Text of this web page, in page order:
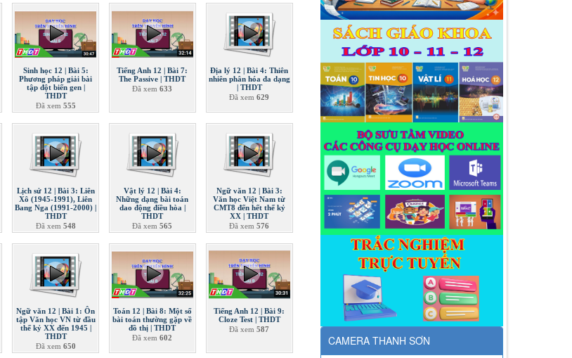
Sinh học 12 | Bài 5:
Phương pháp giải bài
tập đột biến gen |
THDT
Đã xem 555
Tiếng Anh 12 | Bài 7:
The Passive | THDT
Đã xem633
Địa lý 12 | Bài 4: Thiên
nhiên phân hóa đa dạng
| THDT
Đã xem629
Lịch sử 12 | Bài 3: Liên
Xô (1945-1991), Liên
Bang Nga (1991-2000) |
THDT
Đã xem 548
Vật lý 12 | Bài 4:
Những dạng bài toán
dao động điều hòa |
THDT
Đã xem565
Ngữ văn 12 | Bài 3:
Văn học Việt Nam từ
CMT8 đến hết thế kỷ
XX | THDT
Đã xem576
Ngữ văn 12 | Bài 1: Ôn
tập Văn học VN từ đầu
thế kỷ XX đến 1945 |
THDT
Đã xem 650
Toán 12 | Bài 8: Một số
bài toán thường gặp về
đồ thị | THDT
Đã xem602
Tiếng Anh 12 | Bài 9:
Cloze Test | THDT
Đã xem587
CAMERA THANH SƠN